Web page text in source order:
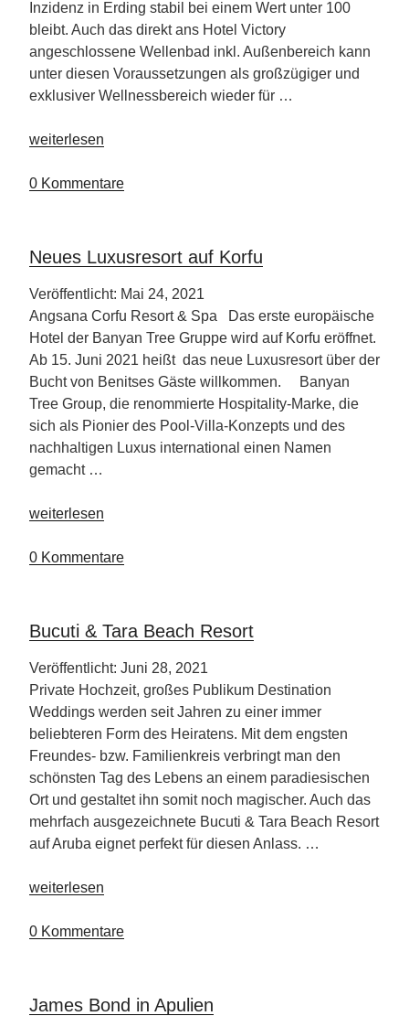
Inzidenz in Erding stabil bei einem Wert unter 100
bleibt. Auch das direkt ans Hotel Victory
angeschlossene Wellenbad inkl. Außenbereich kann
unter diesen Voraussetzungen als großzügiger und
exklusiver Wellnessbereich wieder für …
„Hotel
setzt
weiterlesen
0 Kommentare
Neues Luxusresort auf Korfu
Veröffentlicht: Mai 24, 2021
Angsana Corfu Resort & Spa Das erste europäische
Hotel der Banyan Tree Gruppe wird auf Korfu eröffnet.
Ab 15. Juni 2021 heißt das neue Luxusresort über der
Bucht von Benitses Gäste willkommen. Banyan
Tree Group, die renommierte Hospitality-Marke, die
sich als Pionier des Pool-Villa-Konzepts und des
nachhaltigen Luxus international einen Namen
gemacht …
„Neues
auf
weiterlesen
0 Kommentare
Bucuti & Tara Beach Resort
Veröffentlicht: Juni 28, 2021
Private Hochzeit, großes Publikum Destination
Weddings werden seit Jahren zu einer immer
beliebteren Form des Heiratens. Mit dem engsten
Freundes- bzw. Familienkreis verbringt man den
schönsten Tag des Lebens an einem paradiesischen
Ort und gestaltet ihn somit noch magischer. Auch das
mehrfach ausgezeichnete Bucuti & Tara Beach Resort
auf Aruba eignet perfekt für diesen Anlass. …
„Bucuti
Tara
weiterlesen
0 Kommentare
James Bond in Apulien